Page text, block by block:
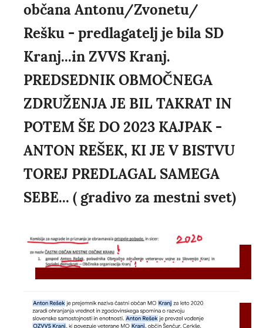
občana Antonu/Zvonetu/
Rešku - predlagatelj je bila SD
Kranj...in ZVVS Kranj.
PREDSEDNIK OBMOČNEGA
ZDRUŽENJA JE BIL TAKRAT IN
POTEM ŠE DO 2023 KAJPAK -
ANTON REŠEK, KI JE V BISTVU
TOREJ PREDLAGAL SAMEGA
SEBE... ( gradivo za mestni svet)